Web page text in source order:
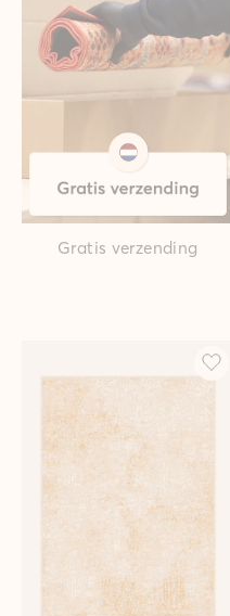
Gratis verzending